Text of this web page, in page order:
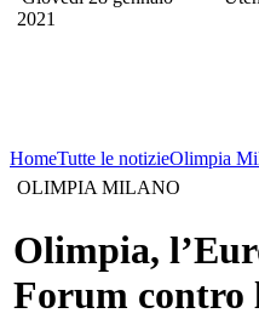
2021
HomeTutte le notizieOlimpia
OLIMPIA MILANO
Olimpia,
Forum contro